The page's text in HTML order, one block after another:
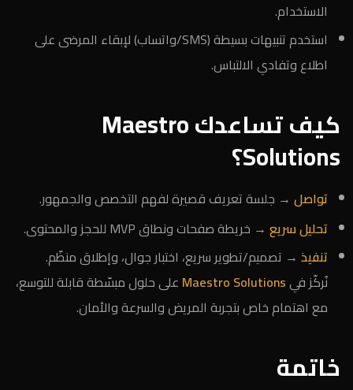
الاستخدام.
استخدم تنبيهات بسيطة (SMS/واتساب) لإبقاء المرضى على
اطلاع وتفادي الالتباس.
كيف تساعدك Maestro
Solutions؟
تواصل → جلسة تعريف قصيرة لفهم التخصص والجمهور.
تحليل سريع → خريطة صفحات ونطاق MVP للحجز والمحتوى.
تنفيذ → تصميم/تطوير سريع، اختبار جوال، وإطلاق منظّم.
نُركّز فيMaestro Solutions على حلول مبسّطة قابلة للتوسع،
مع اهتمام خاص بتجربة المريض والسرعة والأمان.
خاتمة